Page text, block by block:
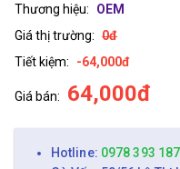
Thương hiệu:
OEM
Giá thị trường: 0đ
Tiết kiệm:
-64,000đ
Giá bán: 64,000đ
Hotline: 0978 393 187